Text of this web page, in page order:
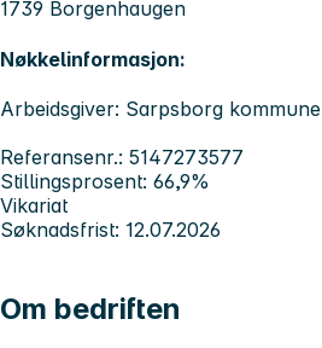
1739 Borgenhaugen
Nøkkelinformasjon:
Arbeidsgiver: Sarpsborg kommune
Referansenr.: 5147273577
Stillingsprosent: 66,9%
Vikariat
Søknadsfrist: 12.07.2026
Om bedriften